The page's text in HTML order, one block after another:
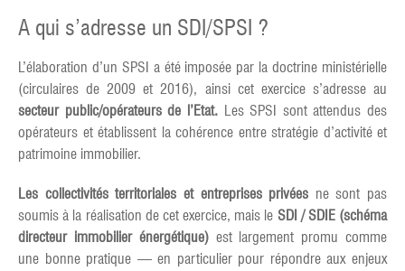
A qui s’adresse un SDI/SPSI ?
L’élaboration d’un SPSI a été imposée par la doctrine ministérielle
(circulaires de 2009 et 2016), ainsi cet exercice s’adresse au
secteur public/opérateurs de l’Etat.Les SPSI sont attendus des
opérateurs et établissent la cohérence entre stratégie d’activité et
patrimoine immobilier.
Les collectivités territoriales et entreprises privées ne sont pas
soumis à la réalisation de cet exercice, mais le SDI / SDIE (schéma
directeur immobilier énergétique)est largement promu comme
une bonne pratique — en particulier pour répondre aux enjeux